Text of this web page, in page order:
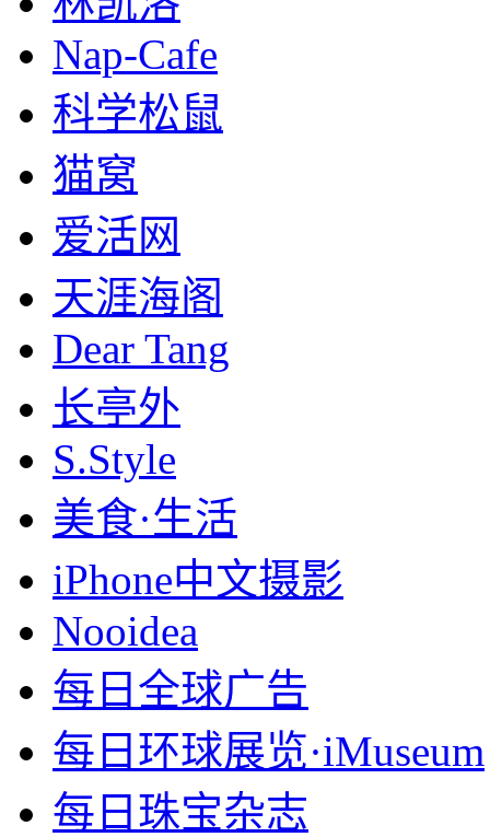
Nap-Cafe
科学松鼠
猫窝
爱活网
天涯海阁
Dear Tang
长亭外
S.Style
美食·生活
iPhone中文摄影
Nooidea
每日全球广告
每日环球展览·iMuseum
每日珠宝杂志